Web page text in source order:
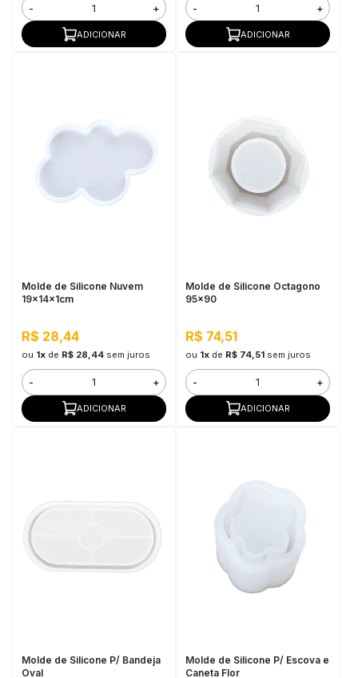
- +
ADICIONAR
- +
ADICIONAR
Molde de Silicone Nuvem
19x14x1cm
R$ 28,44
ou 1xde R$ 28,44 sem juros
- +
ADICIONAR
Molde de Silicone Octagono
95x90
R$ 74,51
ou 1xde R$ 74,51 sem juros
- +
ADICIONAR
Molde de Silicone P/ Bandeja
Oval
Molde de Silicone P/ Escova e
Caneta Flor